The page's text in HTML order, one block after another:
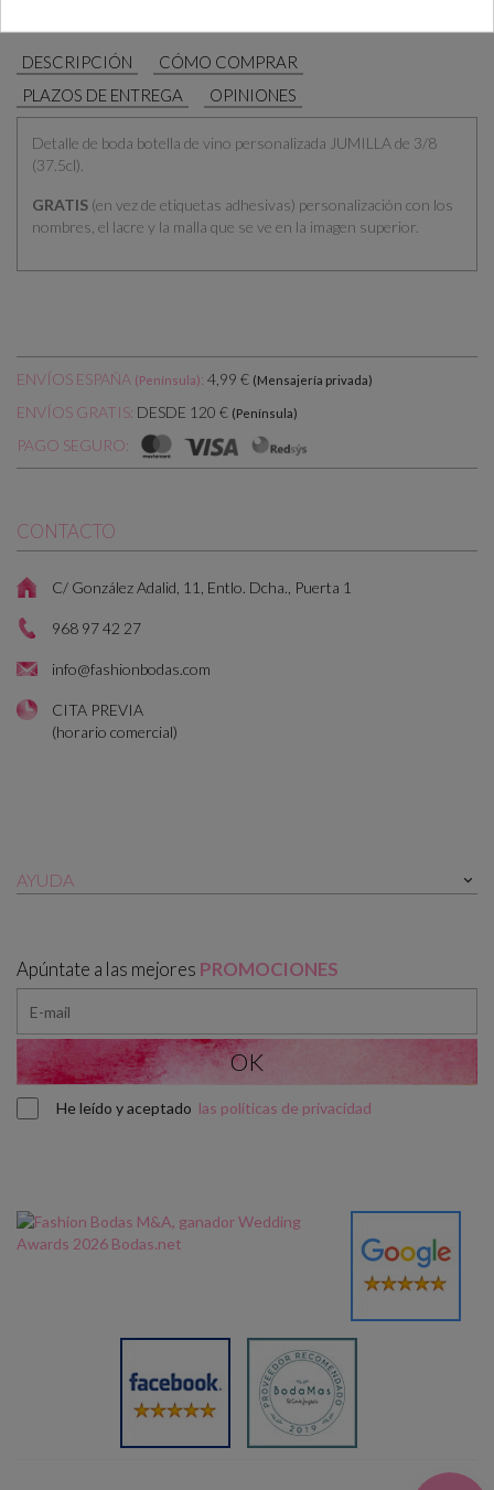
DESCRIPCIÓN
CÓMO COMPRAR
PLAZOS DE ENTREGA
OPINIONES
Detalle de boda botella de vino personalizada JUMILLA de 3/8
(37.5cl).
GRATIS (en vez de etiquetas adhesivas) personalización con los
nombres, el lacre y la malla que se ve en la imagen superior.
ENVÍOS ESPAÑA (Península): 4,99 € (Mensajería privada)
ENVÍOS GRATIS: DESDE 120 € (Península)
PAGO SEGURO:
CONTACTO
C/ González Adalid, 11, Entlo. Dcha., Puerta 1
968 97 42 27
info@fashionbodas.com
CITA PREVIA
(horario comercial)
AYUDA 
Apúntate a las mejores PROMOCIONES
He leído y aceptado las políticas de privacidad